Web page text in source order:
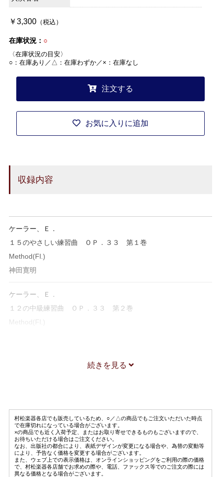
￥3,300（税込）
在庫状況： ○
〈在庫状況の目安〉
○：在庫あり／△：在庫わずか／×：在庫なし
注文する
お気に入りに追加
収録内容
ケーラー、Ｅ．
１５のやさしい練習曲 ＯＰ．３３ 第１巻
Method(Fl.)
神田寛明
ケーラー、Ｅ．
１２の中級練習曲 ＯＰ．３３ 第２巻
Method(Fl.)
続きを見る
村松楽器各店でも販売しているため、○／△の商品でもご注文いただいた時点
で在庫切れになっている場合がございます。
×の商品でも近く入荷予定、またはお取り寄せできるものもございますので、
お待ちいただける場合はご注文ください。
なお、出版社の都合により、表紙デザインが変更になる場合や、為替の変動等
により、予告なく価格を変更する場合がございます。
また、ウェブ上での表示価格は、オンラインショッピングをご利用の際の価格
で、村松楽器各店舗でお求めの際や、電話、ファックス等でのご注文の際には
異なる価格となる場合がございます。